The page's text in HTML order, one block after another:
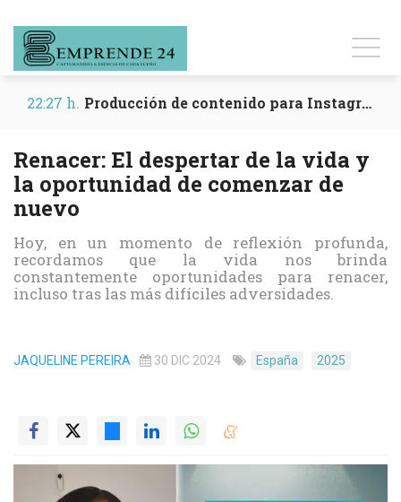
22:25 h. Entrevistas para dar visibilidad a tu marca
Renacer: El despertar de la vida y
la oportunidad de comenzar de
nuevo
Hoy, en un momento de reflexión profunda,
recordamos que la vida nos brinda
constantemente oportunidades para renacer,
incluso tras las más difíciles adversidades.
JAQUELINE PEREIRA 30 DIC 2024 España 2025